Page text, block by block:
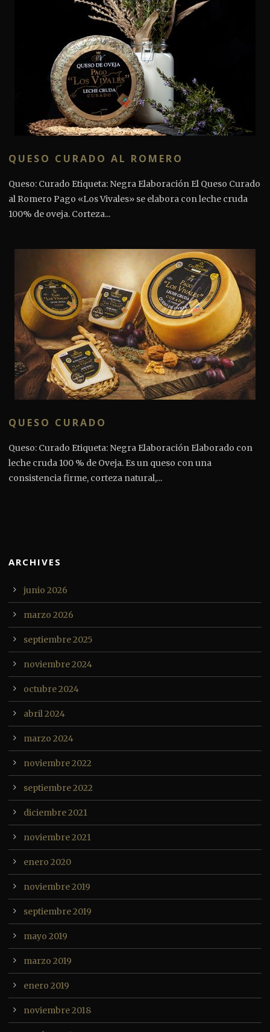
QUESO CURADO AL ROMERO
Queso: Curado Etiqueta: Negra Elaboración El Queso Curado
al Romero Pago «Los Vivales» se elabora con leche cruda
100% de oveja. Corteza...
QUESO CURADO
Queso: Curado Etiqueta: Negra Elaboración Elaborado con
leche cruda 100 % de Oveja. Es un queso con una
consistencia firme, corteza natural,...
ARCHIVES
junio 2026
marzo 2026
septiembre 2025
noviembre 2024
octubre 2024
abril 2024
marzo 2024
noviembre 2022
septiembre 2022
diciembre 2021
noviembre 2021
enero 2020
noviembre 2019
septiembre 2019
mayo 2019
marzo 2019
enero 2019
noviembre 2018